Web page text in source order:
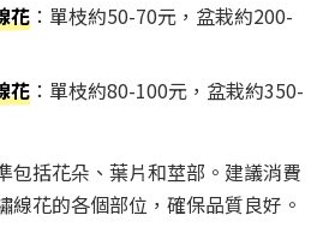
花 ：單枝約50-70元，盆栽約200-
花 ：單枝約80-100元，盆栽約350-
包括花朵、葉片和莖部。建議消費
線花的各個部位，確保品質良好。